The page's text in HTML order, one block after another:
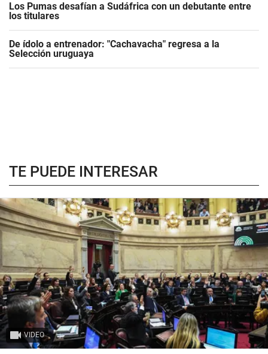
Los Pumas desafían a Sudáfrica con un debutante entre
los titulares
De ídolo a entrenador: "Cachavacha" regresa a la
Selección uruguaya
TE PUEDE INTERESAR
VIDEO